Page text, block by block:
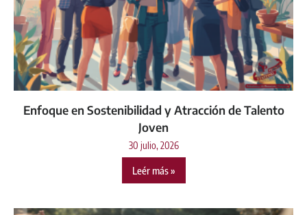
Enfoque en Sostenibilidad y Atracción de Talento
Joven
30 julio, 2026
Leér más »